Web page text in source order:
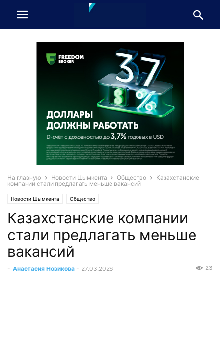
На главную Новости Шымкента Общество
Казахстанские
компании стали предлагать меньше вакансий
Новости Шымкента Общество
Казахстанские компании
стали предлагать меньше
вакансий
- Анастасия Новикова - 27.03.2026 23